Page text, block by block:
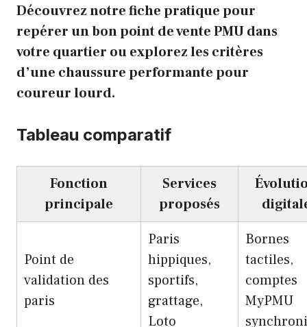
Découvrez notre fiche pratique pour
repérer un bon point de vente PMU dans
votre quartier ou explorez les critères
d’une chaussure performante pour
coureur lourd.
Tableau comparatif
Fonction
principale
Services
proposés
Point de
validation des
paris
Paris
hippiques,
sportifs,
grattage,
Loto
Bornes
tactiles,
comptes
MyPMU